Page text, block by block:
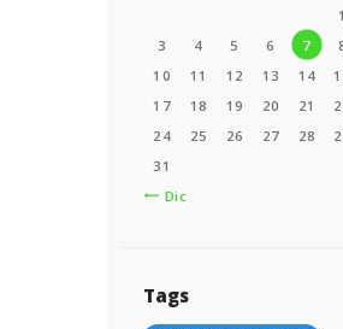
« Dic
1
3
4 5 6 7
10
11 12 13 14
17
18 19 20 21
24
25 26 27 28
31
Tags